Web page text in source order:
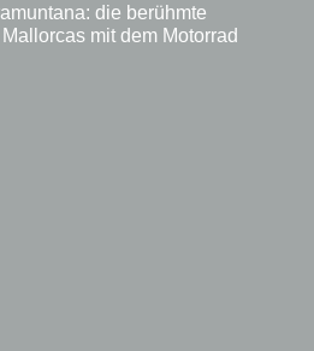
die berühmte
mit dem Motorrad